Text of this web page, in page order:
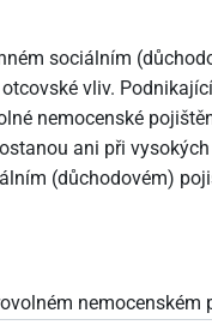
sociálním
vliv.
nemocenské
ani při
(důchodovém)
nemocenském